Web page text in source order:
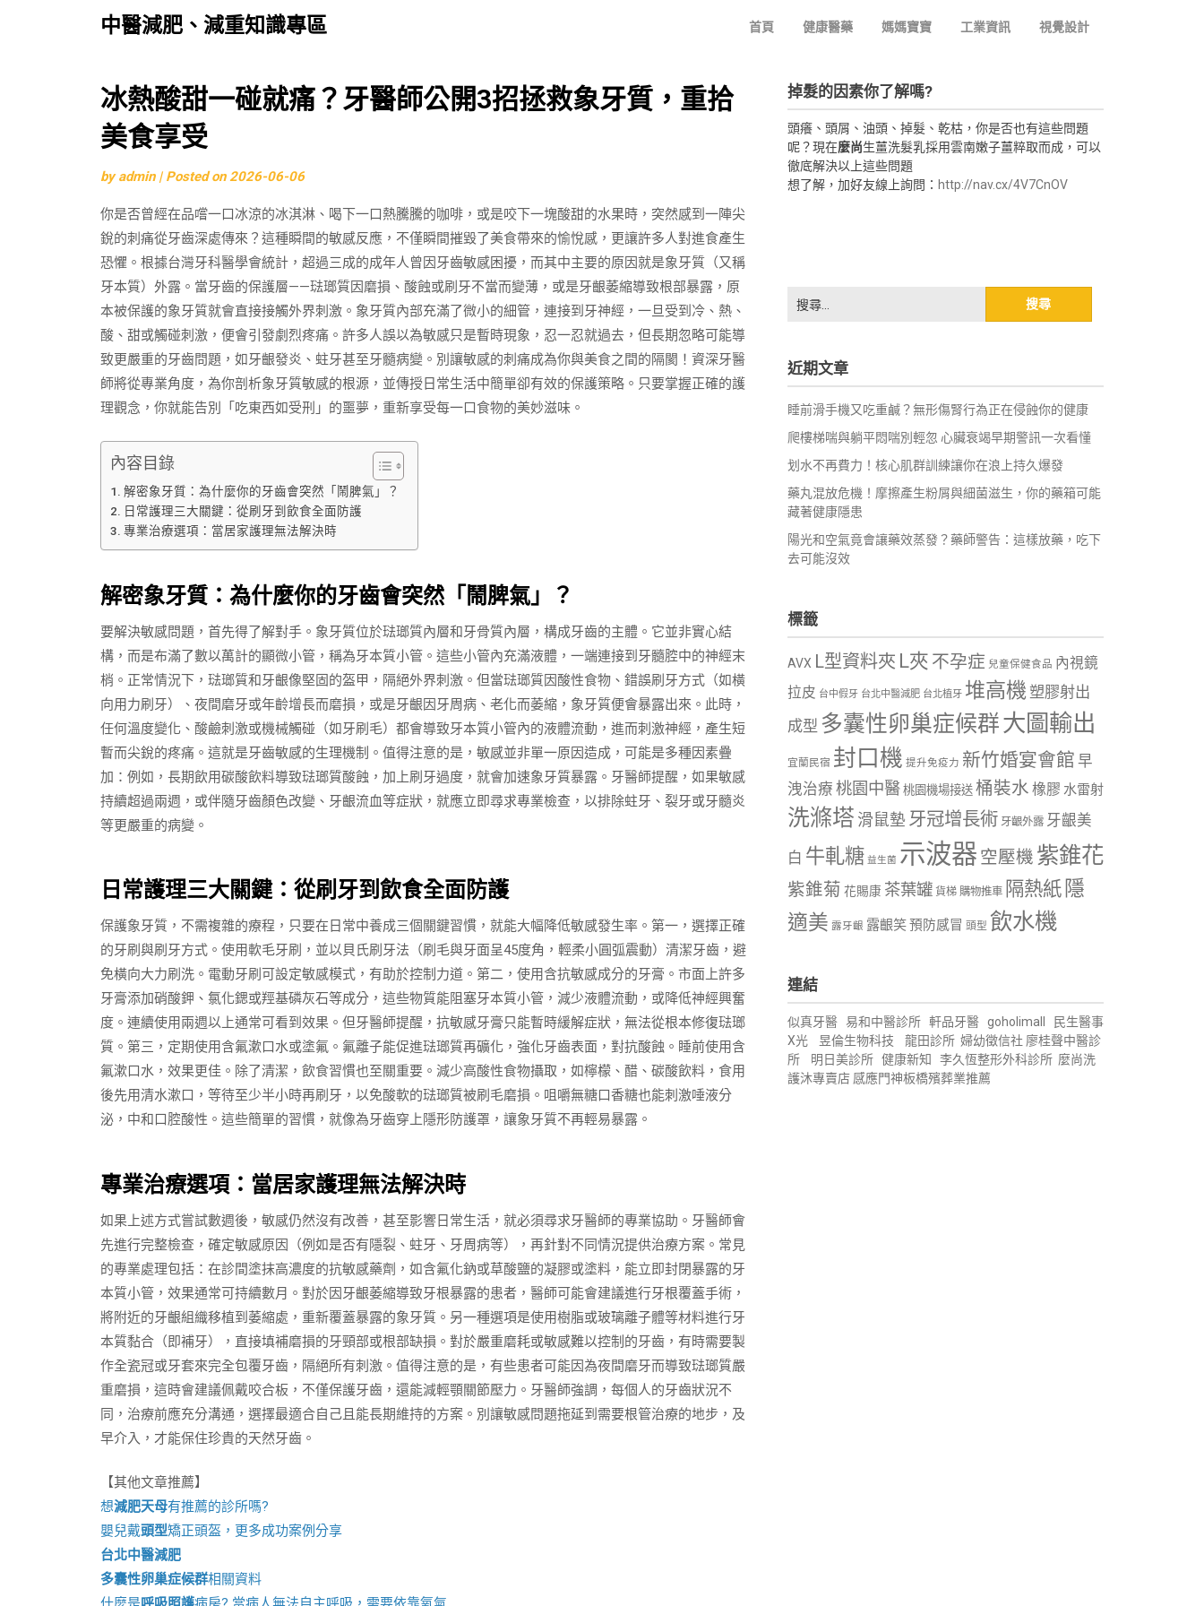
中醫減肥、減重知識專區 首頁 健康醫藥 媽媽寶寶 工業資訊 視覺設計
Skip
content
冰熱酸甜一碰就痛？牙醫師公開3招拯救象牙質，重拾
美食享受
byadmin | Posted on2026-06-06
你是否曾經在品嚐一口冰涼的冰淇淋、喝下一口熱騰騰的咖啡，或是咬下一塊酸甜的水果時，突然感到一陣尖
銳的刺痛從牙齒深處傳來？這種瞬間的敏感反應，不僅瞬間摧毀了美食帶來的愉悅感，更讓許多人對進食產生
恐懼。根據台灣牙科醫學會統計，超過三成的成年人曾因牙齒敏感困擾，而其中主要的原因就是象牙質（又稱
牙本質）外露。當牙齒的保護層——琺瑯質因磨損、酸蝕或刷牙不當而變薄，或是牙齦萎縮導致根部暴露，原
本被保護的象牙質就會直接接觸外界刺激。象牙質內部充滿了微小的細管，連接到牙神經，一旦受到冷、熱、
酸、甜或觸碰刺激，便會引發劇烈疼痛。許多人誤以為敏感只是暫時現象，忍一忍就過去，但長期忽略可能導
致更嚴重的牙齒問題，如牙齦發炎、蛀牙甚至牙髓病變。別讓敏感的刺痛成為你與美食之間的隔閡！資深牙醫
師將從專業角度，為你剖析象牙質敏感的根源，並傳授日常生活中簡單卻有效的保護策略。只要掌握正確的護
理觀念，你就能告別「吃東西如受刑」的噩夢，重新享受每一口食物的美妙滋味。
內容目錄
解密象牙質：為什麼你的牙齒會突然「鬧脾氣」？
日常護理三大關鍵：從刷牙到飲食全面防護
專業治療選項：當居家護理無法解決時
解密象牙質：為什麼你的牙齒會突然「鬧脾氣」？
要解決敏感問題，首先得了解對手。象牙質位於琺瑯質內層和牙骨質內層，構成牙齒的主體。它並非實心結
構，而是布滿了數以萬計的顯微小管，稱為牙本質小管。這些小管內充滿液體，一端連接到牙髓腔中的神經末
梢。正常情況下，琺瑯質和牙齦像堅固的盔甲，隔絕外界刺激。但當琺瑯質因酸性食物、錯誤刷牙方式（如橫
向用力刷牙）、夜間磨牙或年齡增長而磨損，或是牙齦因牙周病、老化而萎縮，象牙質便會暴露出來。此時，
任何溫度變化、酸鹼刺激或機械觸碰（如牙刷毛）都會導致牙本質小管內的液體流動，進而刺激神經，產生短
暫而尖銳的疼痛。這就是牙齒敏感的生理機制。值得注意的是，敏感並非單一原因造成，可能是多種因素疊
加：例如，長期飲用碳酸飲料導致琺瑯質酸蝕，加上刷牙過度，就會加速象牙質暴露。牙醫師提醒，如果敏感
持續超過兩週，或伴隨牙齒顏色改變、牙齦流血等症狀，就應立即尋求專業檢查，以排除蛀牙、裂牙或牙髓炎
等更嚴重的病變。
日常護理三大關鍵：從刷牙到飲食全面防護
保護象牙質，不需複雜的療程，只要在日常中養成三個關鍵習慣，就能大幅降低敏感發生率。第一，選擇正確
的牙刷與刷牙方式。使用軟毛牙刷，並以貝氏刷牙法（刷毛與牙面呈45度角，輕柔小圓弧震動）清潔牙齒，避
免橫向大力刷洗。電動牙刷可設定敏感模式，有助於控制力道。第二，使用含抗敏感成分的牙膏。市面上許多
牙膏添加硝酸鉀、氯化鍶或羥基磷灰石等成分，這些物質能阻塞牙本質小管，減少液體流動，或降低神經興奮
度。連續使用兩週以上通常可看到效果。但牙醫師提醒，抗敏感牙膏只能暫時緩解症狀，無法從根本修復琺瑯
質。第三，定期使用含氟漱口水或塗氟。氟離子能促進琺瑯質再礦化，強化牙齒表面，對抗酸蝕。睡前使用含
氟漱口水，效果更佳。除了清潔，飲食習慣也至關重要。減少高酸性食物攝取，如檸檬、醋、碳酸飲料，食用
後先用清水漱口，等待至少半小時再刷牙，以免酸軟的琺瑯質被刷毛磨損。咀嚼無糖口香糖也能刺激唾液分
泌，中和口腔酸性。這些簡單的習慣，就像為牙齒穿上隱形防護罩，讓象牙質不再輕易暴露。
專業治療選項：當居家護理無法解決時
如果上述方式嘗試數週後，敏感仍然沒有改善，甚至影響日常生活，就必須尋求牙醫師的專業協助。牙醫師會
先進行完整檢查，確定敏感原因（例如是否有隱裂、蛀牙、牙周病等），再針對不同情況提供治療方案。常見
的專業處理包括：在診間塗抹高濃度的抗敏感藥劑，如含氟化鈉或草酸鹽的凝膠或塗料，能立即封閉暴露的牙
本質小管，效果通常可持續數月。對於因牙齦萎縮導致牙根暴露的患者，醫師可能會建議進行牙根覆蓋手術，
將附近的牙齦組織移植到萎縮處，重新覆蓋暴露的象牙質。另一種選項是使用樹脂或玻璃離子體等材料進行牙
本質黏合（即補牙），直接填補磨損的牙頸部或根部缺損。對於嚴重磨耗或敏感難以控制的牙齒，有時需要製
作全瓷冠或牙套來完全包覆牙齒，隔絕所有刺激。值得注意的是，有些患者可能因為夜間磨牙而導致琺瑯質嚴
重磨損，這時會建議佩戴咬合板，不僅保護牙齒，還能減輕顎關節壓力。牙醫師強調，每個人的牙齒狀況不
同，治療前應充分溝通，選擇最適合自己且能長期維持的方案。別讓敏感問題拖延到需要根管治療的地步，及
早介入，才能保住珍貴的天然牙齒。
【其他文章推薦】
想減肥天母有推薦的診所嗎?
嬰兒戴頭型矯正頭盔，更多成功案例分享
台北中醫減肥
多囊性卵巢症候群相關資料
掉髮的因素你了解嗎?
頭癢、頭屑、油頭、掉髮、乾枯，你是否也有這些問題
呢？現在麼尚生薑洗髮乳採用雲南嫩子薑粹取而成，可以
徹底解決以上這些問題
想了解，加好友線上詢問： http://nav.cx/4V7CnOV
搜
尋
字:
近期文章
睡前滑手機又吃重鹹？無形傷腎行為正在侵蝕你的健康
爬樓梯喘與躺平悶喘別輕忽 心臟衰竭早期警訊一次看懂
划水不再費力！核心肌群訓練讓你在浪上持久爆發
藥丸混放危機！摩擦產生粉屑與細菌滋生，你的藥箱可能
藏著健康隱患
陽光和空氣竟會讓藥效蒸發？藥師警告：這樣放藥，吃下
去可能沒效
標籤
AVX L型資料夾 L夾 不孕症 兒童保健食品 內視鏡
拉皮 台中假牙 台北中醫減肥 台北植牙 堆高機塑膠射出
成型 多囊性卵巢症候群大圖輸出
宜蘭民宿 封口機 提升免疫力 新竹婚宴會館 早
洩治療 桃園中醫 桃園機場接送 桶裝水 橡膠 水雷射
洗滌塔 滑鼠墊 牙冠增長術 牙齦外露 牙齦美
白 牛軋糖 益生菌 示波器 空壓機 紫錐花
紫錐菊 花賜康 茶葉罐 貨梯 購物推車 隔熱紙 隱
適美 露牙齦 露齦笑預防感冒 頭型 飲水機
連結
似真牙醫 易和中醫診所 軒品牙醫 goholimall
民生醫事
X光
昱倫生物科技 龍田診所 婦幼徵信社 廖桂聲中醫診
所
明日美診所 健康新知 李久恆整形外科診所 麼尚洗
護沐專賣店 感應門神板橋殯葬業推薦